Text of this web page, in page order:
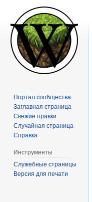
Портал сообщества
Заглавная страница
Свежие правки
Случайная страница
Справка
Инструменты
Служебные страницы
Версия для печати